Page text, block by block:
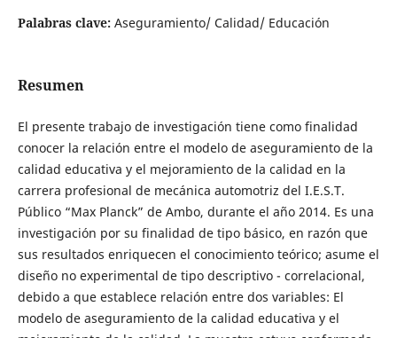
Palabras clave: Aseguramiento/ Calidad/ Educación
Resumen
El presente trabajo de investigación tiene como finalidad
conocer la relación entre el modelo de aseguramiento de la
calidad educativa y el mejoramiento de la calidad en la
carrera profesional de mecánica automotriz del I.E.S.T.
Público “Max Planck” de Ambo, durante el año 2014. Es una
investigación por su finalidad de tipo básico, en razón que
sus resultados enriquecen el conocimiento teórico; asume el
diseño no experimental de tipo descriptivo - correlacional,
debido a que establece relación entre dos variables: El
modelo de aseguramiento de la calidad educativa y el